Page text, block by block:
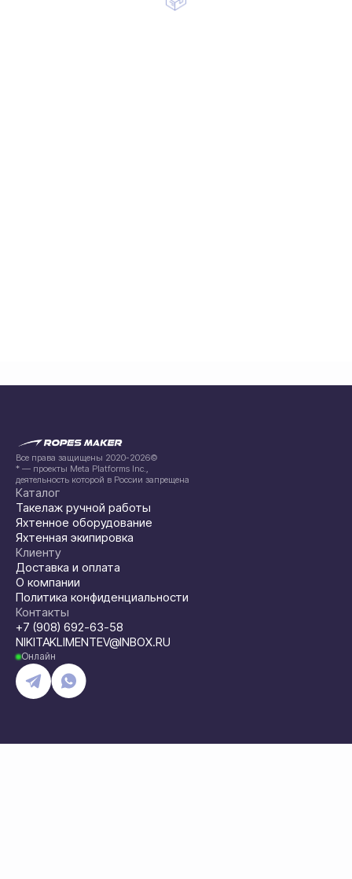
Все права защищены 2020-2026©
* — проекты Meta Platforms Inc.,
деятельность которой в России запрещена
Каталог
Такелаж ручной работы
Яхтенное оборудование
Яхтенная экипировка
Клиенту
Доставка и оплата
О компании
Политика конфиденциальности
Контакты
+7 (908) 692-63-58
NIKITAKLIMENTEV@INBOX.RU
Онлайн